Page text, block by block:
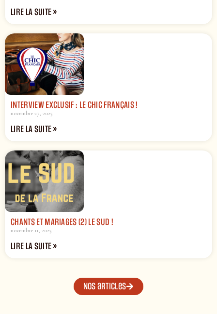
LIRE LA SUITE »
INTERVIEW EXCLUSIF : LE CHIC FRANÇAIS !
novembre 27, 2025
LIRE LA SUITE »
CHANTS ET MARIAGES (2) LE SUD !
novembre 11, 2025
LIRE LA SUITE »
Nos articles